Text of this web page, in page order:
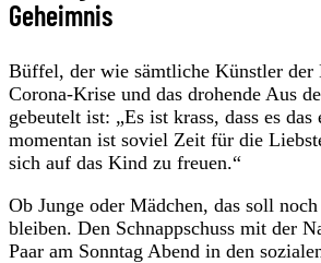
Geheimnis
Büffel, der wie sämtliche Künstler der
Corona-Krise und das drohende Aus
gebeutelt ist: „Es ist krass, dass es das
momentan ist soviel Zeit für die
sich auf das Kind zu freuen.“
Ob Junge oder Mädchen, das soll
bleiben. Den Schnappschuss mit der
Paar am Sonntag Abend in den